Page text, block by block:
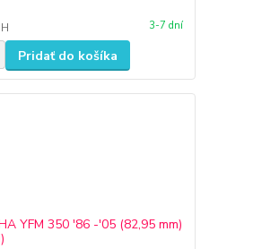
3-7 dní
Pridať do košíka